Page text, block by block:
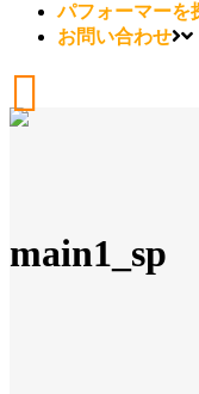
パフォーマーを
お問い合わせ
main1_sp